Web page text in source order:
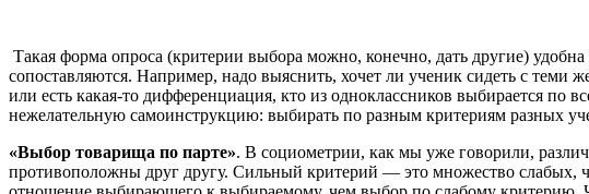
Такая форма опроса (критерии выбора можно, конечно, дать другие)
сопоставляются. Например, надо выяснить, хочет ли ученик сидеть с теми
или есть какая-то дифференциация, кто из одноклассников выбирается по
нежелательную самоинструкцию: выбирать по разным критериям разных
«Выбор товарища по парте». В социометрии, как мы уже говорили,
противоположны друг другу. Сильный критерий — это множество слабых,